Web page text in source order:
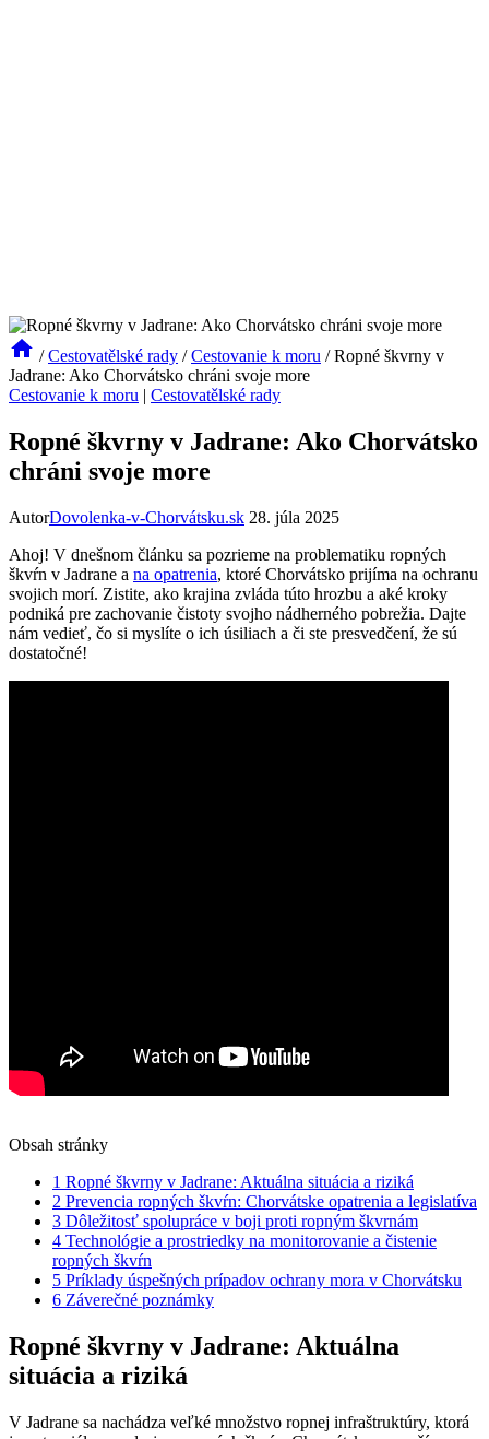
/ Cestovatělské rady / Cestovanie k moru / Ropné škvrny v
Jadrane: Ako Chorvátsko chráni svoje more
Cestovanie k moru | Cestovatělské rady
Ropné škvrny v Jadrane: Ako Chorvátsko
chráni svoje more
AutorDovolenka-v-Chorvátsku.sk 28. júla 2025
Ahoj! V dnešnom článku sa pozrieme na problematiku ropných
škvŕn v Jadrane a na opatrenia, ktoré Chorvátsko prijíma na ochranu
svojich morí. Zistite, ako krajina zvláda túto hrozbu a aké kroky
podniká pre zachovanie čistoty svojho nádherného pobrežia. Dajte
nám vedieť, čo si myslíte o ich úsiliach a či ste presvedčení, že sú
dostatočné!
Obsah stránky
1 Ropné škvrny v Jadrane: Aktuálna situácia a riziká
2 Prevencia ropných škvŕn: Chorvátske opatrenia a legislatíva
3 Dôležitosť spolupráce v boji proti ropným škvrnám
4 Technológie a prostriedky na monitorovanie a čistenie
ropných škvŕn
5 Príklady úspešných prípadov ochrany mora v Chorvátsku
6 Záverečné poznámky
Ropné škvrny v Jadrane: Aktuálna
situácia a riziká
V Jadrane sa nachádza veľké množstvo ropnej infraštruktúry, ktorá